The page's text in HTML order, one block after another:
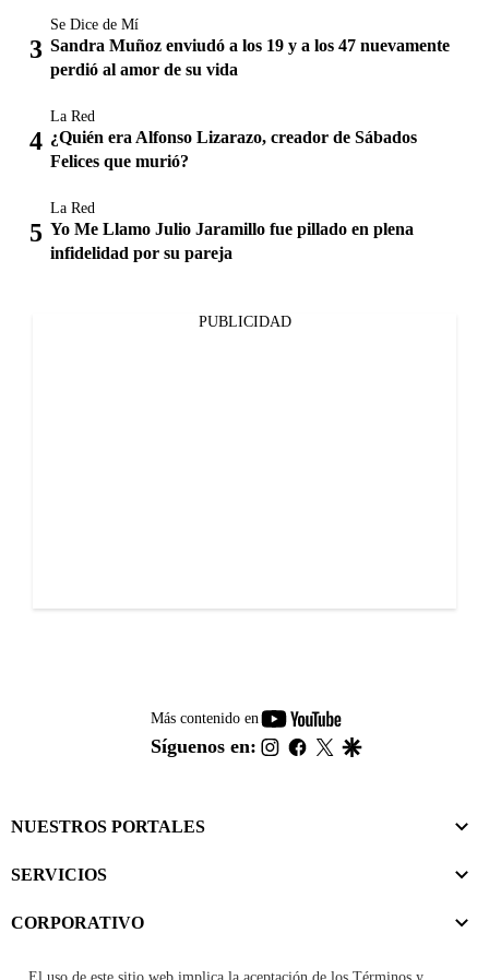
Se Dice de Mí
Sandra Muñoz enviudó a los 19 y a los 47 nuevamente
perdió al amor de su vida
La Red
¿Quién era Alfonso Lizarazo, creador de Sábados
Felices que murió?
La Red
Yo Me Llamo Julio Jaramillo fue pillado en plena
infidelidad por su pareja
PUBLICIDAD
Más contenido en
youtube-
footer
Síguenos en: instagram
facebook
twitter
NUESTROS PORTALES
SERVICIOS
CORPORATIVO